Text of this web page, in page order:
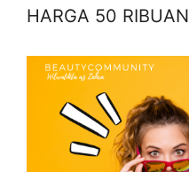
HARGA 50 RIBUAN